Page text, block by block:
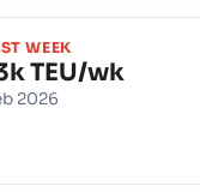
WEEK
TEU/wk
2026